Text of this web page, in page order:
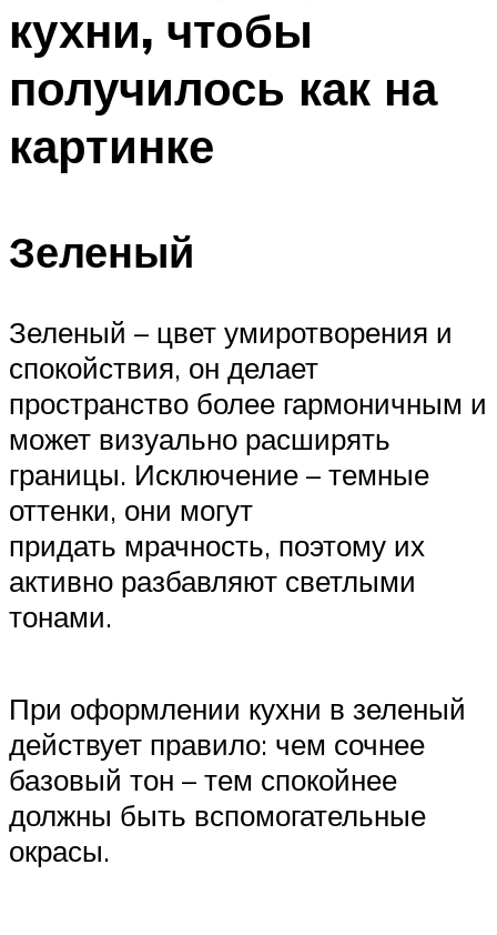
кухни, чтобы
получилось как на
картинке
Зеленый
Зеленый – цвет умиротворения и
спокойствия, он делает
пространство более гармоничным и
может визуально расширять
границы. Исключение – темные
оттенки, они могут
придать мрачность, поэтому их
активно разбавляют светлыми
тонами.
При оформлении кухни в зеленый
действует правило: чем сочнее
базовый тон – тем спокойнее
должны быть вспомогательные
окрасы.